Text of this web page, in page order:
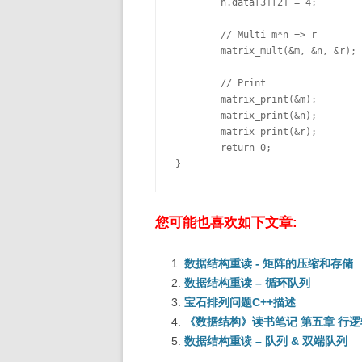
}
您可能也喜欢如下文章:
数据结构重读 - 矩阵的压缩和存储
数据结构重读 – 循环队列
宝石排列问题C++描述
《数据结构》读书笔记 第五章 行
数据结构重读 – 队列 & 双端队列